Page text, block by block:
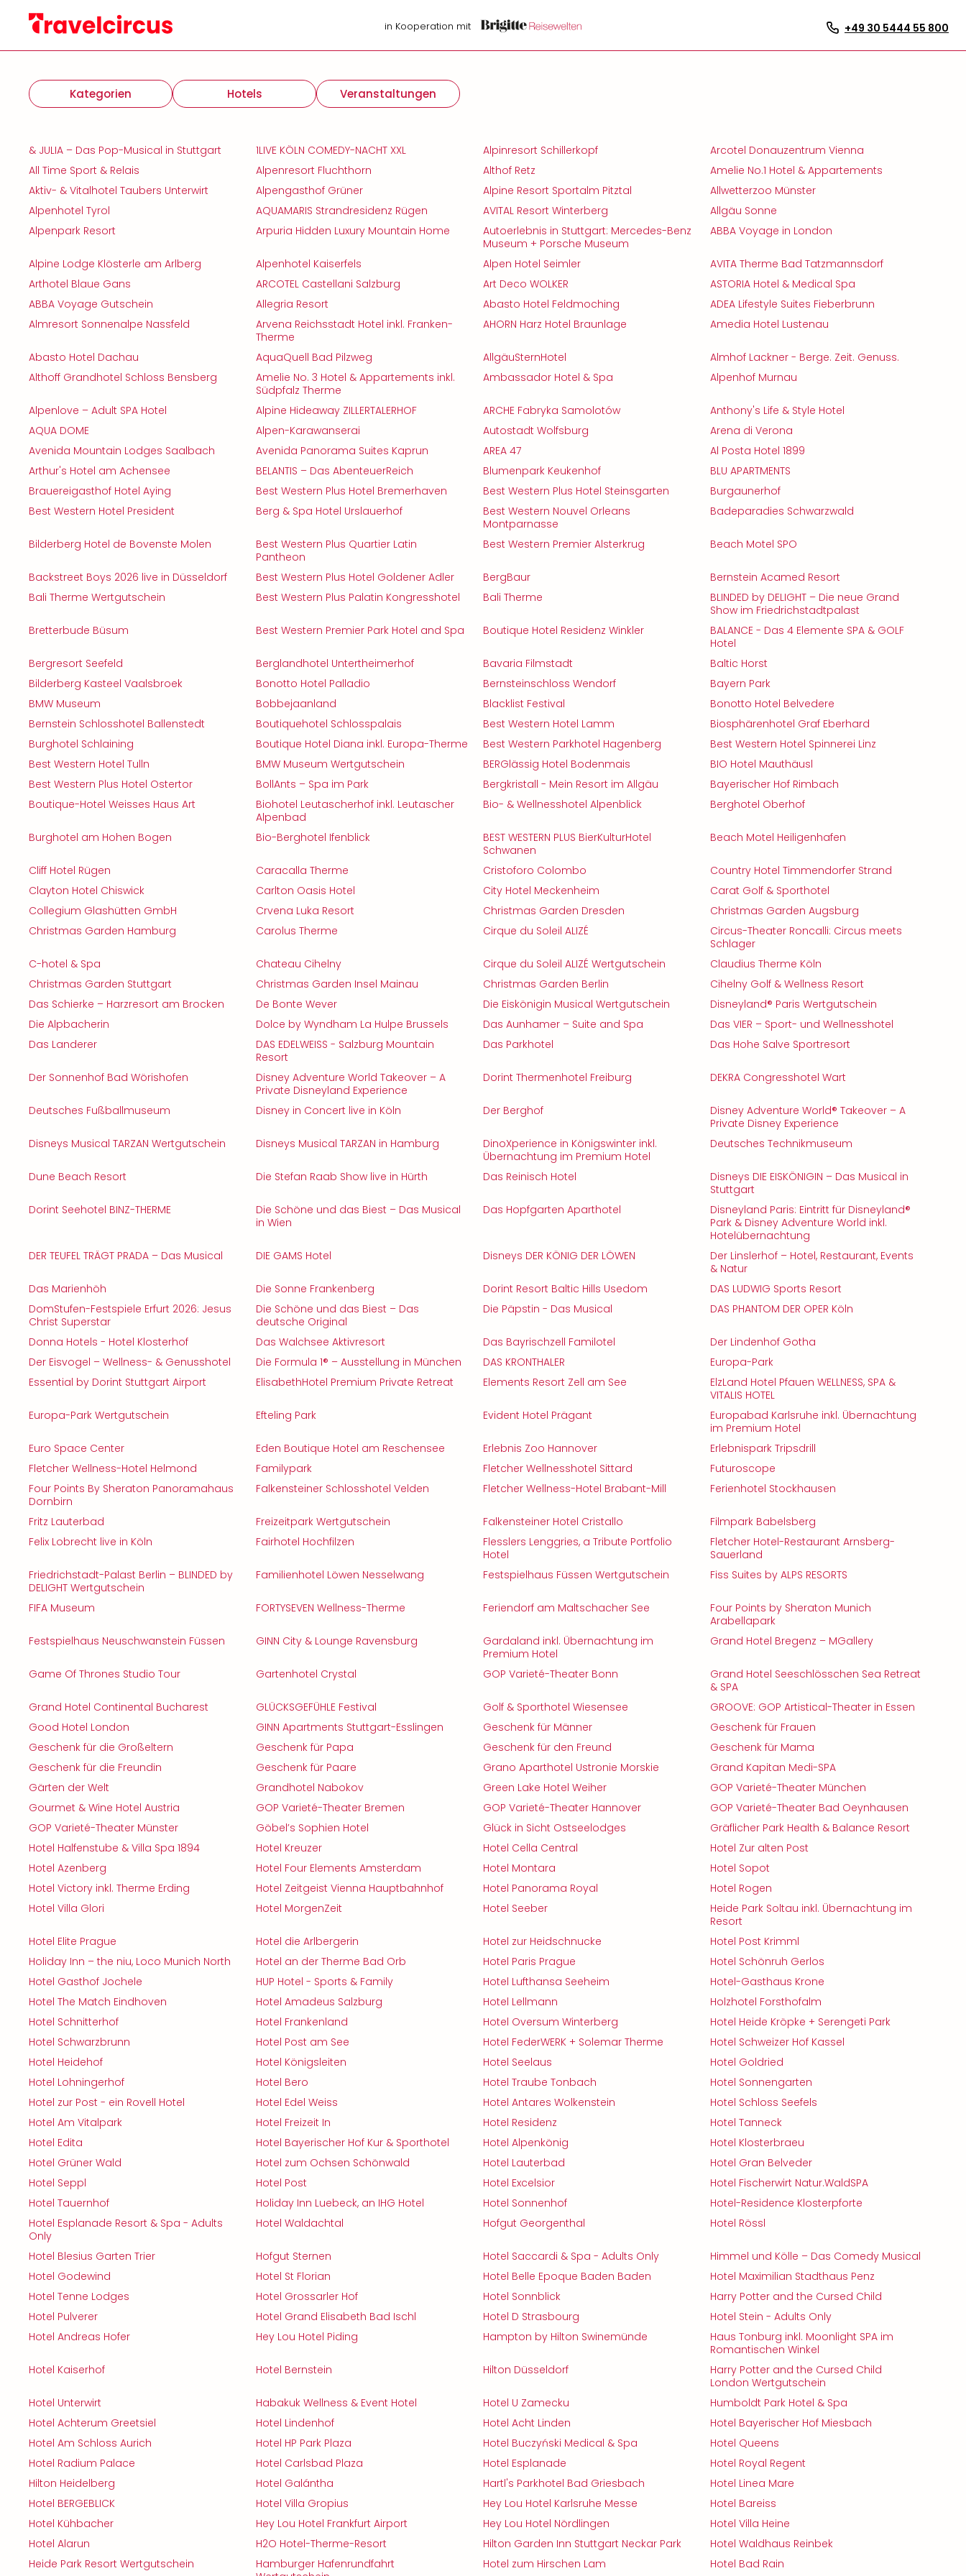
in Kooperation mit +49 30 5444 55 800
Kategorien Hotels Veranstaltungen
& JULIA – Das Pop-Musical in Stuttgart 1LIVE KÖLN COMEDY-NACHT XXL Alpinresort Schillerkopf
Arcotel Donauzentrum Vienna
All Time Sport & Relais
Alpenresort Fluchthorn Althof Retz
Amelie No.1 Hotel & Appartements
Aktiv- & Vitalhotel Taubers Unterwirt
Alpengasthof Grüner Alpine Resort Sportalm Pitztal
Allwetterzoo Münster
Alpenhotel Tyrol
AQUAMARIS Strandresidenz Rügen AVITAL Resort Winterberg
Allgäu Sonne
Alpenpark Resort
Arpuria Hidden Luxury Mountain Home
Autoerlebnis in Stuttgart: Mercedes-Benz
Museum + Porsche Museum
ABBA Voyage in London
Alpine Lodge Klösterle am Arlberg Alpenhotel Kaiserfels Alpen Hotel Seimler
AVITA Therme Bad Tatzmannsdorf
Arthotel Blaue Gans
ARCOTEL Castellani Salzburg Art Deco WOLKER
ASTORIA Hotel & Medical Spa
ABBA Voyage Gutschein
Allegria Resort Abasto Hotel Feldmoching
ADEA Lifestyle Suites Fieberbrunn
Almresort Sonnenalpe Nassfeld
Arvena Reichsstadt Hotel inkl. Franken-
Therme
AHORN Harz Hotel Braunlage Amedia Hotel Lustenau
Abasto Hotel Dachau AquaQuell Bad Pilzweg AllgäuSternHotel
Almhof Lackner - Berge. Zeit. Genuss.
Althoff Grandhotel Schloss Bensberg
Amelie No. 3 Hotel & Appartements inkl.
Südpfalz Therme
Ambassador Hotel & Spa Alpenhof Murnau
Alpenlove – Adult SPA Hotel Alpine Hideaway ZILLERTALERHOF ARCHE Fabryka Samolotów
Anthony's Life & Style Hotel
AQUA DOME
Alpen-Karawanserai Autostadt Wolfsburg
Arena di Verona
Avenida Mountain Lodges Saalbach
Avenida Panorama Suites Kaprun AREA 47
Al Posta Hotel 1899
Arthur's Hotel am Achensee
BELANTIS – Das AbenteuerReich Blumenpark Keukenhof
BLU APARTMENTS
Brauereigasthof Hotel Aying
Best Western Plus Hotel Bremerhaven Best Western Plus Hotel Steinsgarten
Burgaunerhof
Best Western Hotel President
Berg & Spa Hotel Urslauerhof
Best Western Nouvel Orleans
Montparnasse
Badeparadies Schwarzwald
Bilderberg Hotel de Bovenste Molen
Best Western Plus Quartier Latin
Pantheon
Best Western Premier Alsterkrug Beach Motel SPO
Backstreet Boys 2026 live in Düsseldorf Best Western Plus Hotel Goldener Adler BergBaur
Bernstein Acamed Resort
Bali Therme Wertgutschein
Best Western Plus Palatin Kongresshotel Bali Therme
BLINDED by DELIGHT – Die neue Grand
Show im Friedrichstadtpalast
Bretterbude Büsum
Best Western Premier Park Hotel and Spa Boutique Hotel Residenz Winkler
BALANCE - Das 4 Elemente SPA & GOLF
Hotel
Bergresort Seefeld
Berglandhotel Untertheimerhof Bavaria Filmstadt
Baltic Horst
Bilderberg Kasteel Vaalsbroek
Bonotto Hotel Palladio Bernsteinschloss Wendorf
Bayern Park
BMW Museum
Bobbejaanland Blacklist Festival
Bonotto Hotel Belvedere
Bernstein Schlosshotel Ballenstedt
Boutiquehotel Schlosspalais Best Western Hotel Lamm
Biosphärenhotel Graf Eberhard
Burghotel Schlaining
Boutique Hotel Diana inkl. Europa-Therme Best Western Parkhotel Hagenberg
Best Western Hotel Spinnerei Linz
Best Western Hotel Tulln
BMW Museum Wertgutschein BERGlässig Hotel Bodenmais
BIO Hotel Mauthäusl
Best Western Plus Hotel Ostertor
BollAnts – Spa im Park Bergkristall - Mein Resort im Allgäu
Bayerischer Hof Rimbach
Boutique-Hotel Weisses Haus Art
Biohotel Leutascherhof inkl. Leutascher
Alpenbad
Bio- & Wellnesshotel Alpenblick Berghotel Oberhof
Burghotel am Hohen Bogen Bio-Berghotel Ifenblick
BEST WESTERN PLUS BierKulturHotel
Schwanen
Beach Motel Heiligenhafen
Cliff Hotel Rügen Caracalla Therme Cristoforo Colombo
Country Hotel Timmendorfer Strand
Clayton Hotel Chiswick
Carlton Oasis Hotel City Hotel Meckenheim
Carat Golf & Sporthotel
Collegium Glashütten GmbH
Crvena Luka Resort Christmas Garden Dresden
Christmas Garden Augsburg
Christmas Garden Hamburg
Carolus Therme Cirque du Soleil ALIZÉ
Circus-Theater Roncalli: Circus meets
Schlager
C-hotel & Spa
Chateau Cihelny Cirque du Soleil ALIZÉ Wertgutschein
Claudius Therme Köln
Christmas Garden Stuttgart
Christmas Garden Insel Mainau Christmas Garden Berlin
Cihelny Golf & Wellness Resort
Das Schierke – Harzresort am Brocken
De Bonte Wever Die Eiskönigin Musical Wertgutschein
Disneyland® Paris Wertgutschein
Die Alpbacherin
Dolce by Wyndham La Hulpe Brussels Das Aunhamer – Suite and Spa
Das VIER – Sport- und Wellnesshotel
Das Landerer
DAS EDELWEISS - Salzburg Mountain
Resort
Das Parkhotel Das Hohe Salve Sportresort
Der Sonnenhof Bad Wörishofen
Disney Adventure World Takeover – A
Private Disneyland Experience
Dorint Thermenhotel Freiburg DEKRA Congresshotel Wart
Deutsches Fußballmuseum Disney in Concert live in Köln Der Berghof
Disney Adventure World® Takeover – A
Private Disney Experience
Disneys Musical TARZAN Wertgutschein
Disneys Musical TARZAN in Hamburg
DinoXperience in Königswinter inkl.
Übernachtung im Premium Hotel
Deutsches Technikmuseum
Dune Beach Resort Die Stefan Raab Show live in Hürth Das Reinisch Hotel
Disneys DIE EISKÖNIGIN – Das Musical in
Stuttgart
Dorint Seehotel BINZ-THERME
Die Schöne und das Biest – Das Musical
in Wien
Das Hopfgarten Aparthotel
Disneyland Paris: Eintritt für Disneyland®
Park & Disney Adventure World inkl.
Hotelübernachtung
DER TEUFEL TRÄGT PRADA – Das Musical
DIE GAMS Hotel Disneys DER KÖNIG DER LÖWEN
Der Linslerhof – Hotel, Restaurant, Events
& Natur
Das Marienhöh
Die Sonne Frankenberg Dorint Resort Baltic Hills Usedom
DAS LUDWIG Sports Resort
DomStufen-Festspiele Erfurt 2026: Jesus
Christ Superstar
Die Schöne und das Biest – Das
deutsche Original
Die Päpstin - Das Musical DAS PHANTOM DER OPER Köln
Donna Hotels - Hotel Klosterhof Das Walchsee Aktivresort Das Bayrischzell Familotel
Der Lindenhof Gotha
Der Eisvogel – Wellness- & Genusshotel
Die Formula 1® – Ausstellung in München DAS KRONTHALER
Europa-Park
Essential by Dorint Stuttgart Airport
ElisabethHotel Premium Private Retreat Elements Resort Zell am See
ElzLand Hotel Pfauen WELLNESS, SPA &
VITALIS HOTEL
Europa-Park Wertgutschein
Efteling Park Evident Hotel Prägant
Europabad Karlsruhe inkl. Übernachtung
im Premium Hotel
Euro Space Center
Eden Boutique Hotel am Reschensee Erlebnis Zoo Hannover
Erlebnispark Tripsdrill
Fletcher Wellness-Hotel Helmond
Familypark Fletcher Wellnesshotel Sittard
Futuroscope
Four Points By Sheraton Panoramahaus
Dornbirn
Falkensteiner Schlosshotel Velden Fletcher Wellness-Hotel Brabant-Mill Ferienhotel Stockhausen
Fritz Lauterbad Freizeitpark Wertgutschein Falkensteiner Hotel Cristallo
Filmpark Babelsberg
Felix Lobrecht live in Köln
Fairhotel Hochfilzen
Flesslers Lenggries, a Tribute Portfolio
Hotel
Fletcher Hotel-Restaurant Arnsberg-
Sauerland
Friedrichstadt-Palast Berlin – BLINDED by
DELIGHT Wertgutschein
Familienhotel Löwen Nesselwang Festspielhaus Füssen Wertgutschein Fiss Suites by ALPS RESORTS
FIFA Museum FORTYSEVEN Wellness-Therme Feriendorf am Maltschacher See
Four Points by Sheraton Munich
Arabellapark
Festspielhaus Neuschwanstein Füssen
GINN City & Lounge Ravensburg
Gardaland inkl. Übernachtung im
Premium Hotel
Grand Hotel Bregenz – MGallery
Game Of Thrones Studio Tour Gartenhotel Crystal GOP Varieté-Theater Bonn
Grand Hotel Seeschlösschen Sea Retreat
& SPA
Grand Hotel Continental Bucharest
GLÜCKSGEFÜHLE Festival Golf & Sporthotel Wiesensee
GROOVE: GOP Artistical-Theater in Essen
Good Hotel London
GINN Apartments Stuttgart-Esslingen Geschenk für Männer
Geschenk für Frauen
Geschenk für die Großeltern
Geschenk für Papa Geschenk für den Freund
Geschenk für Mama
Geschenk für die Freundin
Geschenk für Paare Grano Aparthotel Ustronie Morskie
Grand Kapitan Medi-SPA
Gärten der Welt
Grandhotel Nabokov Green Lake Hotel Weiher
GOP Varieté-Theater München
Gourmet & Wine Hotel Austria
GOP Varieté-Theater Bremen GOP Varieté-Theater Hannover
GOP Varieté-Theater Bad Oeynhausen
GOP Varieté-Theater Münster
Göbel’s Sophien Hotel Glück in Sicht Ostseelodges
Gräflicher Park Health & Balance Resort
Hotel Halfenstube & Villa Spa 1894
Hotel Kreuzer Hotel Cella Central
Hotel Zur alten Post
Hotel Azenberg
Hotel Four Elements Amsterdam Hotel Montara
Hotel Sopot
Hotel Victory inkl. Therme Erding
Hotel Zeitgeist Vienna Hauptbahnhof Hotel Panorama Royal
Hotel Rogen
Hotel Villa Glori
Hotel MorgenZeit Hotel Seeber
Heide Park Soltau inkl. Übernachtung im
Resort
Hotel Elite Prague
Hotel die Arlbergerin Hotel zur Heidschnucke
Hotel Post Krimml
Holiday Inn – the niu, Loco Munich North
Hotel an der Therme Bad Orb Hotel Paris Prague
Hotel Schönruh Gerlos
Hotel Gasthof Jochele
HUP Hotel - Sports & Family Hotel Lufthansa Seeheim
Hotel-Gasthaus Krone
Hotel The Match Eindhoven
Hotel Amadeus Salzburg Hotel Lellmann
Holzhotel Forsthofalm
Hotel Schnitterhof
Hotel Frankenland Hotel Oversum Winterberg
Hotel Heide Kröpke + Serengeti Park
Hotel Schwarzbrunn
Hotel Post am See Hotel FederWERK + Solemar Therme
Hotel Schweizer Hof Kassel
Hotel Heidehof
Hotel Königsleiten Hotel Seelaus
Hotel Goldried
Hotel Lohningerhof
Hotel Bero Hotel Traube Tonbach
Hotel Sonnengarten
Hotel zur Post - ein Rovell Hotel
Hotel Edel Weiss Hotel Antares Wolkenstein
Hotel Schloss Seefels
Hotel Am Vitalpark
Hotel Freizeit In Hotel Residenz
Hotel Tanneck
Hotel Edita
Hotel Bayerischer Hof Kur & Sporthotel Hotel Alpenkönig
Hotel Klosterbraeu
Hotel Grüner Wald
Hotel zum Ochsen Schönwald Hotel Lauterbad
Hotel Gran Belveder
Hotel Seppl
Hotel Post Hotel Excelsior
Hotel Fischerwirt Natur.WaldSPA
Hotel Tauernhof
Holiday Inn Luebeck, an IHG Hotel Hotel Sonnenhof
Hotel-Residence Klosterpforte
Hotel Esplanade Resort & Spa - Adults
Only
Hotel Waldachtal Hofgut Georgenthal Hotel Rössl
Hotel Blesius Garten Trier Hofgut Sternen Hotel Saccardi & Spa - Adults Only
Himmel und Kölle – Das Comedy Musical
Hotel Godewind
Hotel St Florian Hotel Belle Epoque Baden Baden
Hotel Maximilian Stadthaus Penz
Hotel Tenne Lodges
Hotel Grossarler Hof Hotel Sonnblick
Harry Potter and the Cursed Child
Hotel Pulverer
Hotel Grand Elisabeth Bad Ischl Hotel D Strasbourg
Hotel Stein - Adults Only
Hotel Andreas Hofer
Hey Lou Hotel Piding Hampton by Hilton Swinemünde
Haus Tonburg inkl. Moonlight SPA im
Romantischen Winkel
Hotel Kaiserhof
Hotel Bernstein Hilton Düsseldorf
Harry Potter and the Cursed Child
London Wertgutschein
Hotel Unterwirt
Habakuk Wellness & Event Hotel Hotel U Zamecku
Humboldt Park Hotel & Spa
Hotel Achterum Greetsiel
Hotel Lindenhof Hotel Acht Linden
Hotel Bayerischer Hof Miesbach
Hotel Am Schloss Aurich
Hotel HP Park Plaza Hotel Buczyński Medical & Spa
Hotel Queens
Hotel Radium Palace
Hotel Carlsbad Plaza Hotel Esplanade
Hotel Royal Regent
Hilton Heidelberg
Hotel Galántha Hartl's Parkhotel Bad Griesbach
Hotel Linea Mare
Hotel BERGEBLICK
Hotel Villa Gropius Hey Lou Hotel Karlsruhe Messe
Hotel Bareiss
Hotel Kühbacher
Hey Lou Hotel Frankfurt Airport Hey Lou Hotel Nördlingen
Hotel Villa Heine
Hotel Alarun
H2O Hotel-Therme-Resort Hilton Garden Inn Stuttgart Neckar Park
Hotel Waldhaus Reinbek
Heide Park Resort Wertgutschein
Hamburger Hafenrundfahrt
Hotel zum Hirschen Lam Hotel Bad Rain